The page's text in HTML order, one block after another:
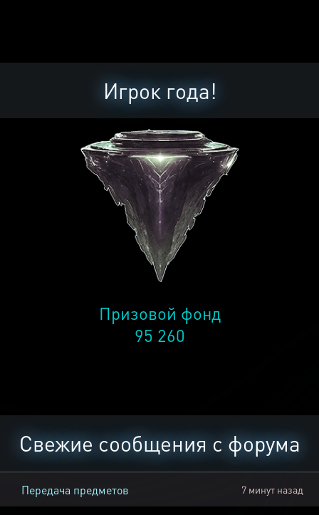
Игрок года!
Призовой фонд
95 260
Свежие сообщения с форума
Передача предметов 7 минут назад